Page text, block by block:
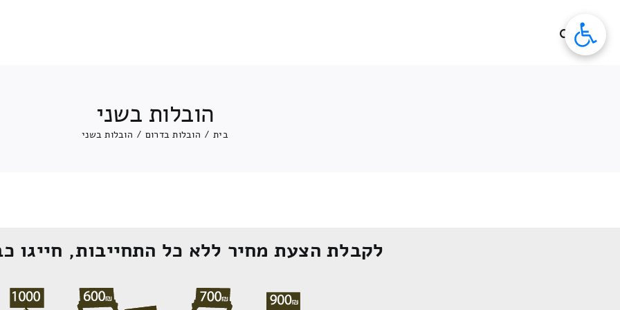
הובלות בשני
בית / הובלות בדרום / הובלות בשני
לקבלת הצעת מחיר ללא כל התחייבות, חייגו